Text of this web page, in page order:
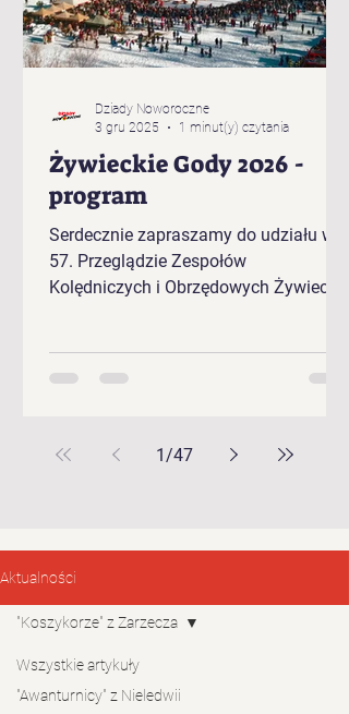
Żywieckie Gody 2026 -
program
Serdecznie zapraszamy do udziału w
57. Przeglądzie Zespołów
Kolędniczych i Obrzędowych Żywieckie
Dziady Noworoczne
3 gru 2025
1 minut(y) czytania
1 /47
Aktualności
Wszystkie artykuły
"Awanturnicy" z Nieledwii
"Koszykorze" z Zarzecza